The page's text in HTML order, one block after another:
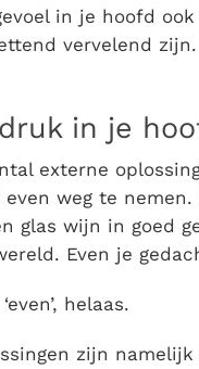
in je hoofd
vervelend
druk in je
externe
weg te
glas wijn in goed
Even je
helaas.
zijn